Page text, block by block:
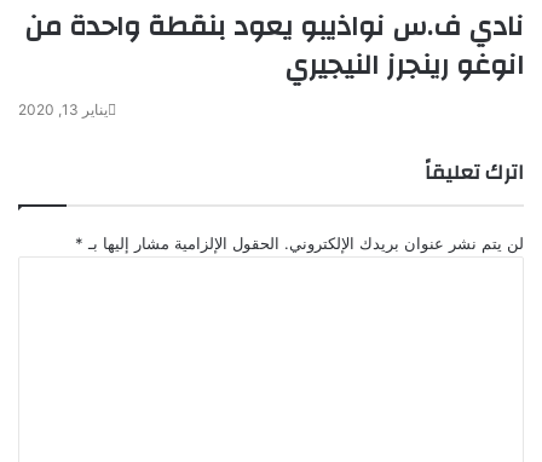
نادي ف.س نواذيبو يعود بنقطة واحدة من
انوغو رينجرز النيجيري
يناير 13, 2020
اترك تعليقاً
لن يتم نشر عنوان بريدك الإلكتروني. الحقول الإلزامية مشار إليها بـ *